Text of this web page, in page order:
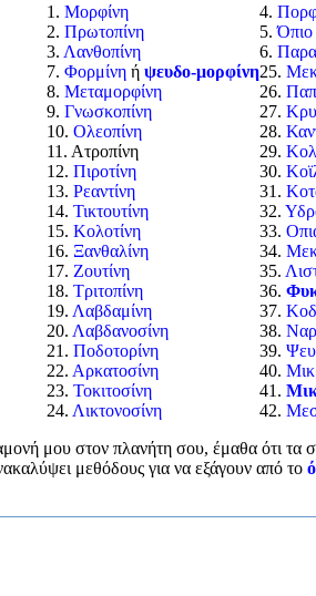
1. Μορφίνη 4.
2. Πρωτοπίνη 5.Όπιο
3. Λανθοπίνη 6.
7. Φορμίνη ή ψευδο-μορφίνη25.
8. Μεταμορφίνη 26.
9. Γνωσκοπίνη 27.
10. Ολεοπίνη 28.
11. Ατροπίνη
29.
12. Πιροτίνη 30.
13. Ρεαντίνη 31.
14. Τικτουτίνη 32.
15. Κολοτίνη 33.
16. Ξανθαλίνη 34.
17. Ζουτίνη 35.
18. Τριτοπίνη 36.
19. Λαβδαμίνη 37.
20. Λαβδανοσίνη 38.
21. Ποδοτορίνη 39.
22. Αρκατοσίνη 40.
23. Τοκιτοσίνη 41.
24. Λικτονοσίνη 42.
μου στον πλανήτη σου, έμαθα ότι τα
μεθόδους για να εξάγουν από το